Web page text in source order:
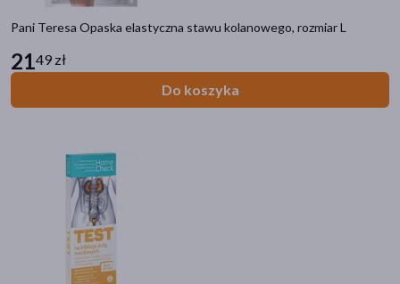
Pani Teresa Opaska elastyczna stawu kolanowego, rozmiar L
2149 zł
Do koszyka